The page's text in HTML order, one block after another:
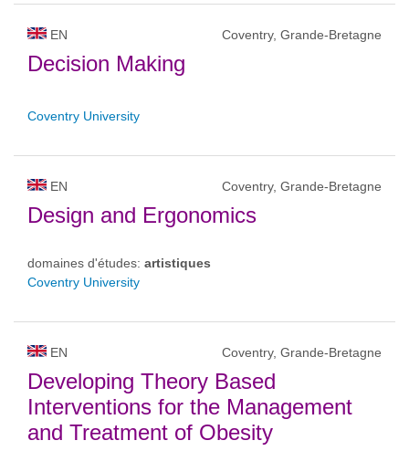
EN Coventry, Grande-Bretagne
Decision Making
Coventry University
EN Coventry, Grande-Bretagne
Design and Ergonomics
domaines d'études: artistiques
Coventry University
EN Coventry, Grande-Bretagne
Developing Theory Based
Interventions for the Management
and Treatment of Obesity